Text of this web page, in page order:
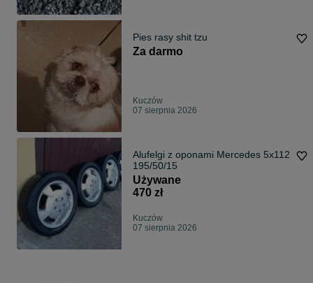
Pies rasy shit tzu
Za darmo
Kuczów
07 sierpnia 2026
Alufelgi z oponami Mercedes 5x112
195/50/15
Używane
470 zł
Kuczów
07 sierpnia 2026